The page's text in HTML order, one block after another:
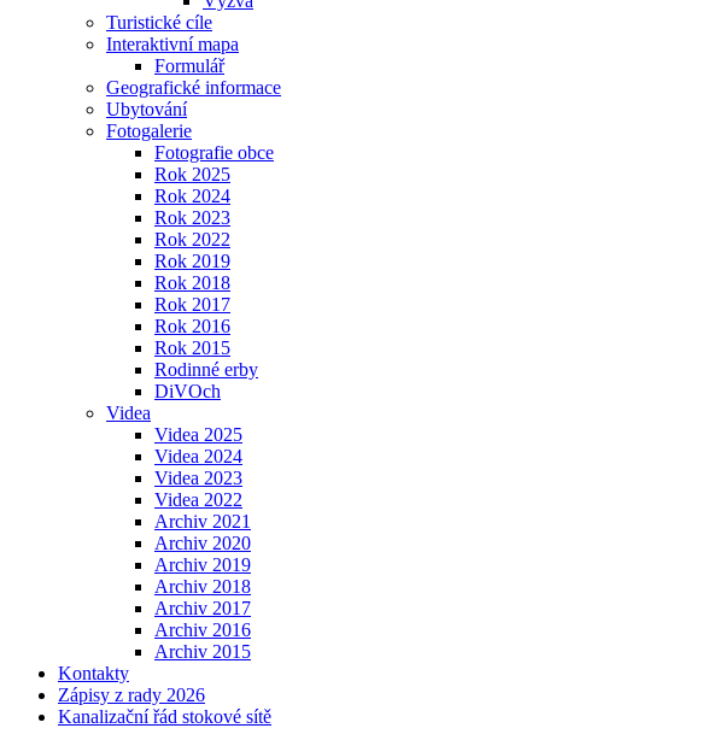
Turistické cíle
Interaktivní mapa
Formulář
Geografické informace
Ubytování
Fotogalerie
Fotografie obce
Rok 2025
Rok 2024
Rok 2023
Rok 2022
Rok 2019
Rok 2018
Rok 2017
Rok 2016
Rok 2015
Rodinné erby
DiVOch
Videa
Videa 2025
Videa 2024
Videa 2023
Videa 2022
Archiv 2021
Archiv 2020
Archiv 2019
Archiv 2018
Archiv 2017
Archiv 2016
Archiv 2015
Kontakty
Zápisy z rady 2026
Kanalizační řád stokové sítě